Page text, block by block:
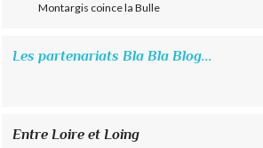
Montargis coince la Bulle
Les partenariats Bla Bla Blog...
Entre Loire et Loing